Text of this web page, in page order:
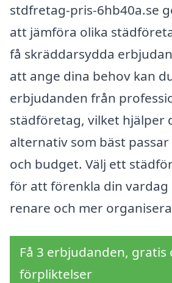
stdfretag-pris-6hb40a.se
att jämföra olika
få skräddarsydda
att ange dina behov kan
erbjudanden från
städföretag, vilket hjälper
alternativ som bäst
och budget. Välj ett
för att förenkla din vardag
renare och mer
Få 3 erbjudanden, gratis
förpliktelser